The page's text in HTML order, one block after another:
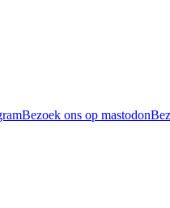
Bezoek ons op mastodon